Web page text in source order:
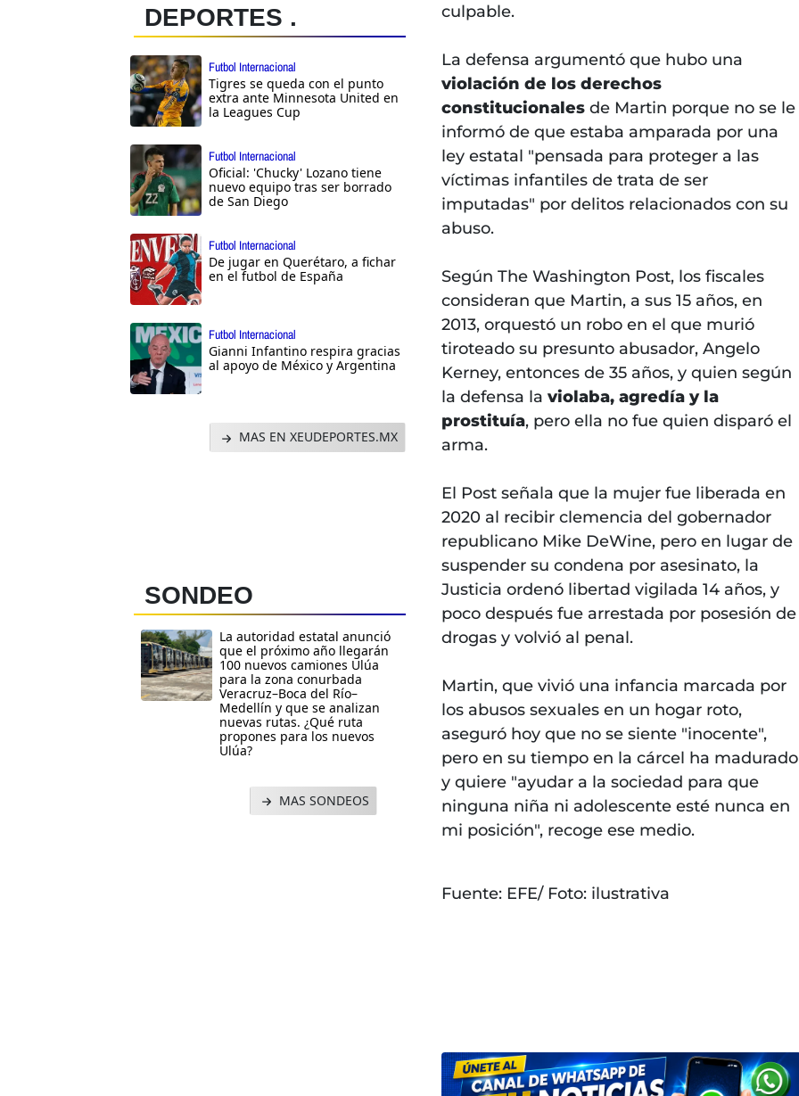
DEPORTES .
Futbol Internacional
Tigres se queda con el punto
extra ante Minnesota United en
la Leagues Cup
Futbol Internacional
Oficial: 'Chucky' Lozano tiene
nuevo equipo tras ser borrado
de San Diego
Futbol Internacional
De jugar en Querétaro, a fichar
en el futbol de España
Futbol Internacional
Gianni Infantino respira gracias
al apoyo de México y Argentina
MAS EN XEUDEPORTES.MX
SONDEO
La autoridad estatal anunció
que el próximo año llegarán
100 nuevos camiones Ulúa
para la zona conurbada
Veracruz–Boca del Río–
Medellín y que se analizan
nuevas rutas. ¿Qué ruta
propones para los nuevos
Ulúa?
MAS SONDEOS
culpable.
La defensa argumentó que hubo una
violación de los derechos
constitucionalesde Martin porque no se le
informó de que estaba amparada por una
ley estatal "pensada para proteger a las
víctimas infantiles de trata de ser
imputadas" por delitos relacionados con su
abuso.
Según The Washington Post, los fiscales
consideran que Martin, a sus 15 años, en
2013, orquestó un robo en el que murió
tiroteado su presunto abusador, Angelo
Kerney, entonces de 35 años, y quien según
la defensa la violaba, agredía y la
prostituía, pero ella no fue quien disparó el
arma.
El Post señala que la mujer fue liberada en
2020 al recibir clemencia del gobernador
republicano Mike DeWine, pero en lugar de
suspender su condena por asesinato, la
Justicia ordenó libertad vigilada 14 años, y
poco después fue arrestada por posesión de
drogas y volvió al penal.
Martin, que vivió una infancia marcada por
los abusos sexuales en un hogar roto,
aseguró hoy que no se siente "inocente",
pero en su tiempo en la cárcel ha madurado
y quiere "ayudar a la sociedad para que
ninguna niña ni adolescente esté nunca en
mi posición", recoge ese medio.
Fuente: EFE/ Foto: ilustrativa